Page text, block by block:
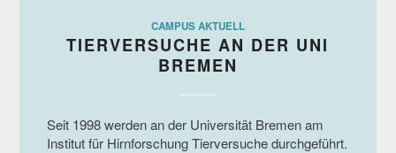
CAMPUS AKTUELL
TIERVERSUCHE AN DER UNI
BREMEN
Seit 1998 werden an der Universität Bremen am
Institut für Hirnforschung Tierversuche durchgeführt.